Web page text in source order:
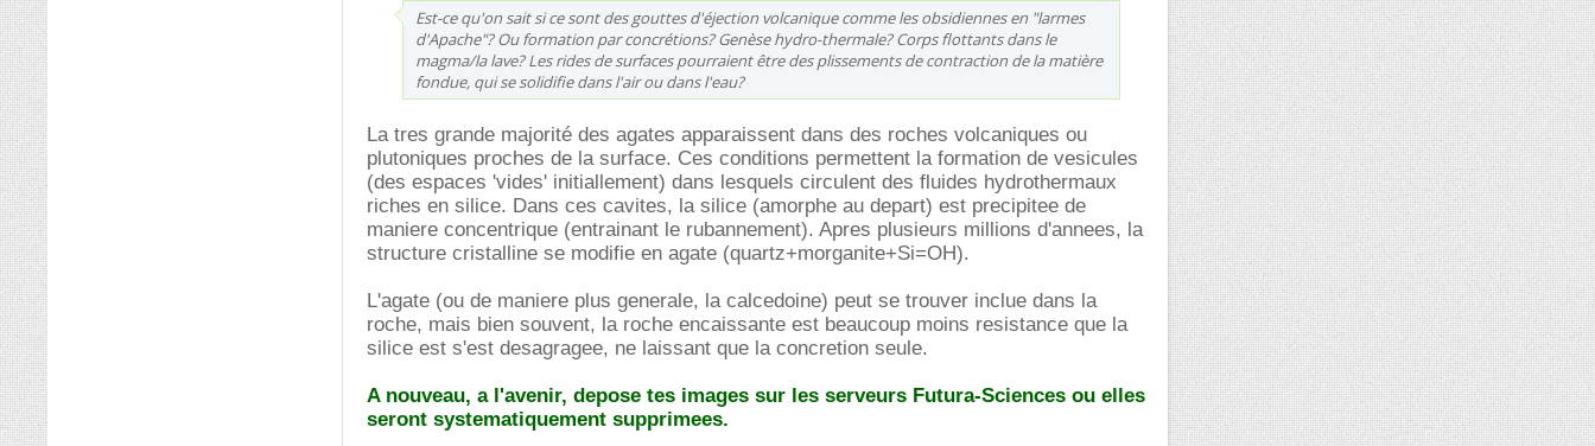
Est-ce qu'on sait si ce sont des gouttes d'éjection volcanique comme les obsidiennes en "larmes
d'Apache"? Ou formation par concrétions? Genèse hydro-thermale? Corps flottants dans le
magma/la lave? Les rides de surfaces pourraient être des plissements de contraction de la matière
fondue, qui se solidifie dans l'air ou dans l'eau?
La tres grande majorité des agates apparaissent dans des roches volcaniques ou
plutoniques proches de la surface. Ces conditions permettent la formation de vesicules
(des espaces 'vides' initiallement) dans lesquels circulent des fluides hydrothermaux
riches en silice. Dans ces cavites, la silice (amorphe au depart) est precipitee de
maniere concentrique (entrainant le rubannement). Apres plusieurs millions d'annees, la
structure cristalline se modifie en agate (quartz+morganite+Si=OH).
L'agate (ou de maniere plus generale, la calcedoine) peut se trouver inclue dans la
roche, mais bien souvent, la roche encaissante est beaucoup moins resistance que la
silice est s'est desagragee, ne laissant que la concretion seule.
A nouveau, a l'avenir, depose tes images sur les serveurs Futura-Sciences ou elles
seront systematiquement supprimees.